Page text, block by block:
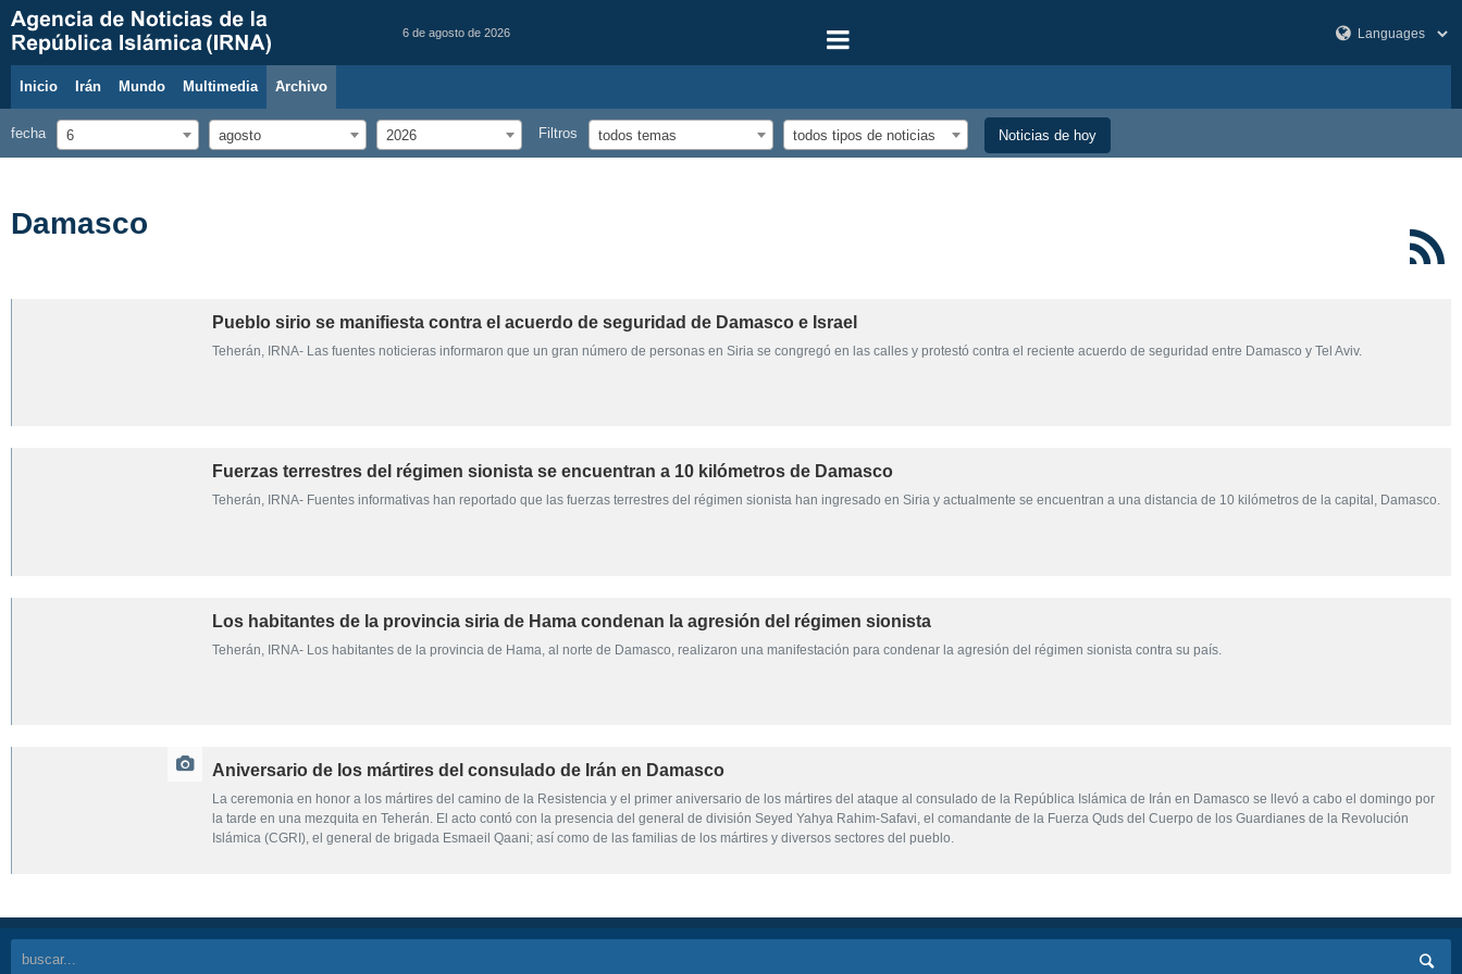
6 de agosto de 2026
Inicio Irán Mundo Multimedia َArchivo
fecha 6 agosto 2026 Filtros todos temas todos tipos de noticias Noticias de hoy
Damasco
Pueblo sirio se manifiesta contra el acuerdo de seguridad de Damasco e Israel
Teherán, IRNA- Las fuentes noticieras informaron que un gran número de personas en Siria se congregó en las calles y protestó contra el reciente acuerdo de seguridad entre Damasco y Tel Aviv.
Fuerzas terrestres del régimen sionista se encuentran a 10 kilómetros de Damasco
Teherán, IRNA- Fuentes informativas han reportado que las fuerzas terrestres del régimen sionista han ingresado en Siria y actualmente se encuentran a una distancia de 10 kilómetros de la capital, Damasco.
Los habitantes de la provincia siria de Hama condenan la agresión del régimen sionista
Teherán, IRNA- Los habitantes de la provincia de Hama, al norte de Damasco, realizaron una manifestación para condenar la agresión del régimen sionista contra su país.
Aniversario de los mártires del consulado de Irán en Damasco
La ceremonia en honor a los mártires del camino de la Resistencia y el primer aniversario de los mártires del ataque al consulado de la República Islámica de Irán en Damasco se llevó a cabo el domingo por
la tarde en una mezquita en Teherán. El acto contó con la presencia del general de división Seyed Yahya Rahim-Safavi, el comandante de la Fuerza Quds del Cuerpo de los Guardianes de la Revolución
Islámica (CGRI), el general de brigada Esmaeil Qaani; así como de las familias de los mártires y diversos sectores del pueblo.